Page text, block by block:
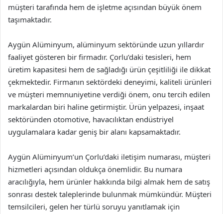
müşteri tarafında hem de işletme açısından büyük önem
taşımaktadır.
Aygün Alüminyum, alüminyum sektöründe uzun yıllardır
faaliyet gösteren bir firmadır. Çorlu’daki tesisleri, hem
üretim kapasitesi hem de sağladığı ürün çeşitliliği ile dikkat
çekmektedir. Firmanın sektördeki deneyimi, kaliteli ürünleri
ve müşteri memnuniyetine verdiği önem, onu tercih edilen
markalardan biri haline getirmiştir. Ürün yelpazesi, inşaat
sektöründen otomotive, havacılıktan endüstriyel
uygulamalara kadar geniş bir alanı kapsamaktadır.
Aygün Alüminyum’un Çorlu’daki iletişim numarası, müşteri
hizmetleri açısından oldukça önemlidir. Bu numara
aracılığıyla, hem ürünler hakkında bilgi almak hem de satış
sonrası destek taleplerinde bulunmak mümkündür. Müşteri
temsilcileri, gelen her türlü soruyu yanıtlamak için